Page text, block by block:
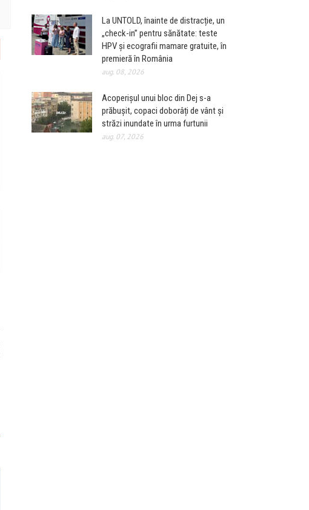
La UNTOLD, înainte de distracție, un
„check-in” pentru sănătate: teste
HPV și ecografii mamare gratuite, în
premieră în România
aug. 08, 2026
Acoperișul unui bloc din Dej s-a
prăbușit, copaci doborâți de vânt și
străzi inundate în urma furtunii
aug. 07, 2026